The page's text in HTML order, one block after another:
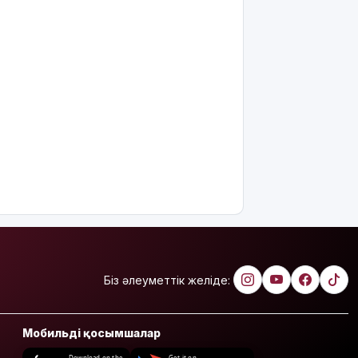
Біз әлеуметтік желіде:
Мобильді қосымшалар